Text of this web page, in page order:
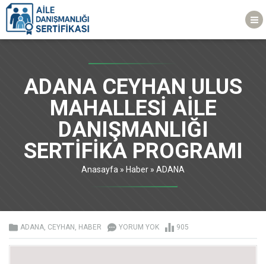
ADANA CEYHAN ULUS
MAHALLESİ AİLE
DANIŞMANLIĞI
SERTİFİKA PROGRAMI
Anasayfa » Haber » ADANA
ADANA, CEYHAN , HABER YORUM YOK 905